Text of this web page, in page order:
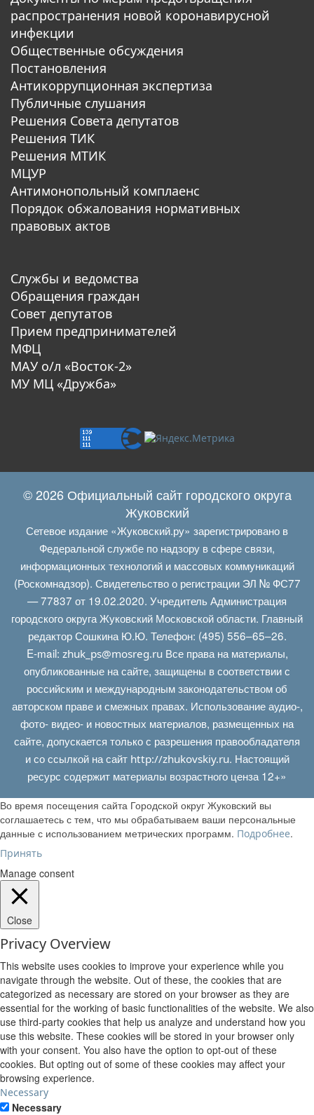
распространения новой коронавирусной
инфекции
Общественные обсуждения
Постановления
Антикоррупционная экспертиза
Публичные слушания
Решения Совета депутатов
Решения ТИК
Решения МТИК
МЦУР
Антимонопольный комплаенс
Порядок обжалования нормативных
правовых актов
Службы и ведомства
Обращения граждан
Совет депутатов
Прием предпринимателей
МФЦ
МАУ о/л «Восток-2»
МУ МЦ «Дружба»
© 2026 Официальный сайт городского округа
Жуковский
Сетевое издание «Жуковский.ру» зарегистрировано в
Федеральной службе по надзору в сфере связи,
информационных технологий и массовых коммуникаций
(Роскомнадзор). Свидетельство о регистрации ЭЛ № ФС77
— 77837 от 19.02.2020. Учредитель Администрация
городского округа Жуковский Московской области. Главный
редактор Сошкина Ю.Ю. Телефон: (495) 556–65–26.
E‑mail: zhuk_ps@mosreg.ruВсе права на материалы,
опубликованные на сайте, защищены в соответствии с
российским и международным законодательством об
авторском праве и смежных правах. Использование аудио-,
фото- видео- и новостных материалов, размещенных на
сайте, допускается только с разрешения правообладателя
и со ссылкой на сайт http://zhukovskiy.ru. Настоящий
ресурс содержит материалы возрастного ценза 12+»
Во время посещения сайта Городской округ Жуковский вы
соглашаетесь с тем, что мы обрабатываем ваши персональные
данные с использованием метрических программ. Подробнее.
Принять
Manage consent
Close
Privacy Overview
This website uses cookies to improve your experience while you
navigate through the website. Out of these, the cookies that are
categorized as necessary are stored on your browser as they are
essential for the working of basic functionalities of the website. We also
use third-party cookies that help us analyze and understand how you
use this website. These cookies will be stored in your browser only
with your consent. You also have the option to opt-out of these
cookies. But opting out of some of these cookies may affect your
browsing experience.
Necessary
Necessary